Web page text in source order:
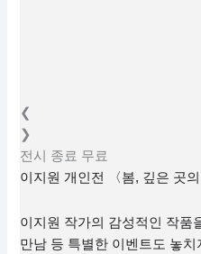
❮
❯
전시 종료 무료
이지원 개인전 〈봄, 깊은 곳의
이지원 작가의 감성적인 작품
만남 등 특별한 이벤트도 놓치